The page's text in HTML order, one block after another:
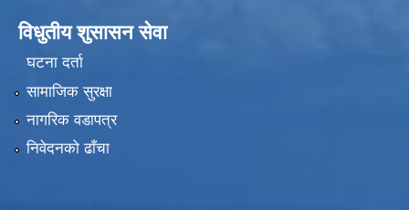
विधुतीय शुसासन सेवा
घटना दर्ता
सामाजिक सुरक्षा
नागरिक वडापत्र
निवेदनको ढाँचा